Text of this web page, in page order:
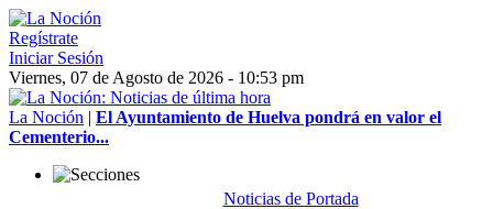
Regístrate
Iniciar Sesión
Viernes, 07 de Agosto de 2026 - 10:53 pm
La Noción | El Ayuntamiento de Huelva pondrá en valor el
Cementerio...
Noticias de Portada